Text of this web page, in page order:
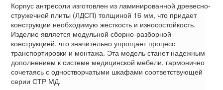
Корпус антресоли изготовлен из ламинированной древесно-
стружечной плиты (ЛДСП) толщиной 16 мм, что придает
конструкции необходимую жесткость и износостойкость.
Изделие является модульной сборно-разборной
конструкцией, что значительно упрощает процесс
транспортировки и монтажа. Эта модель станет надежным
дополнением к системе медицинской мебели, гармонично
сочетаясь с одностворчатыми шкафами соответствующей
серии СТР МД.